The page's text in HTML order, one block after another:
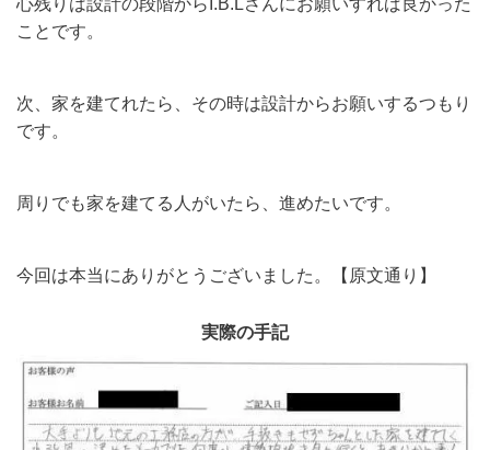
心残りは設計の段階からI.B.Lさんにお願いすれば良かった
ことです。
次、家を建てれたら、その時は設計からお願いするつもり
です。
周りでも家を建てる人がいたら、進めたいです。
今回は本当にありがとうございました。【原文通り】
実際の手記